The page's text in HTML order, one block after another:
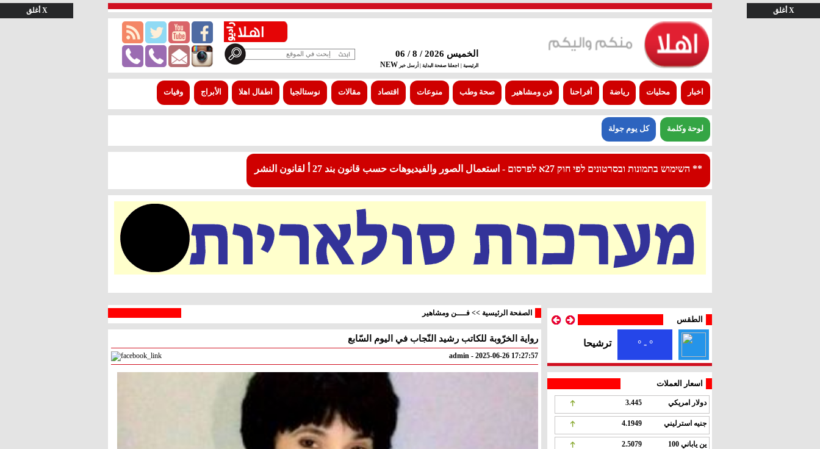
X أغلق X أغلق
الخميس 2026 / 8 / 06
الرئيسية | اجعلنا صفحة البداية | أرسل خبر NEW
اخبار محليات رياضة أفراحنا فن ومشاهير صحة وطب منوعات اقتصاد مقالات نوستالجيا اطفال اهلا الأبراج وفيات
لوحة وكلمة كل يوم جولة
** השימוש בתמונות ובסרטונים לפי חוק 27א לפרסום - استعمال الصور والفيديوهات حسب قانون بند 27 أ لقانون النشر
الطقس
° - ° ترشيحا ° - ° معليا
اسعار العملات
دولار امريكي 3.445
جنيه استرليني 4.1949
ين ياباني 100 2.5079
الصفحة الرئيسية >> فــــن ومشاهير
رواية الخرّوبة للكاتب رشيد النّجاب في اليوم السّابع
admin - 2025-06-26 17:27:57